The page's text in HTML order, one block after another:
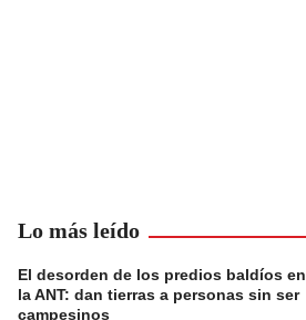
Lo más leído
El desorden de los predios baldíos en
la ANT: dan tierras a personas sin ser
campesinos